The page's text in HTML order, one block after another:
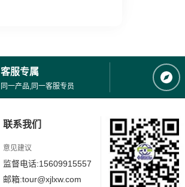
客服专属
同一产品,同一客服专员
联系我们
意见建议
监督电话:15609915557
邮箱:tour@xjlxw.com